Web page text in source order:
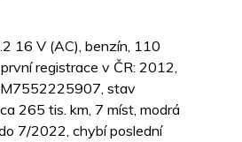
16 V (AC), benzín, 110
registrace v ČR: 2012,
stav
265 tis. km, 7 míst, modrá
7/2022, chybí poslední